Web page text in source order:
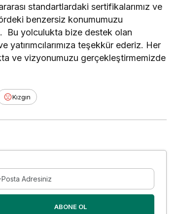
standartlardaki sertifikalarımız ve
benzersiz konumumuzu
Bu yolculukta bize destek olan
yatırımcılarımıza teşekkür ederiz. Her
ve vizyonumuzu gerçekleştirmemizde
Kızgın
ABONE OL